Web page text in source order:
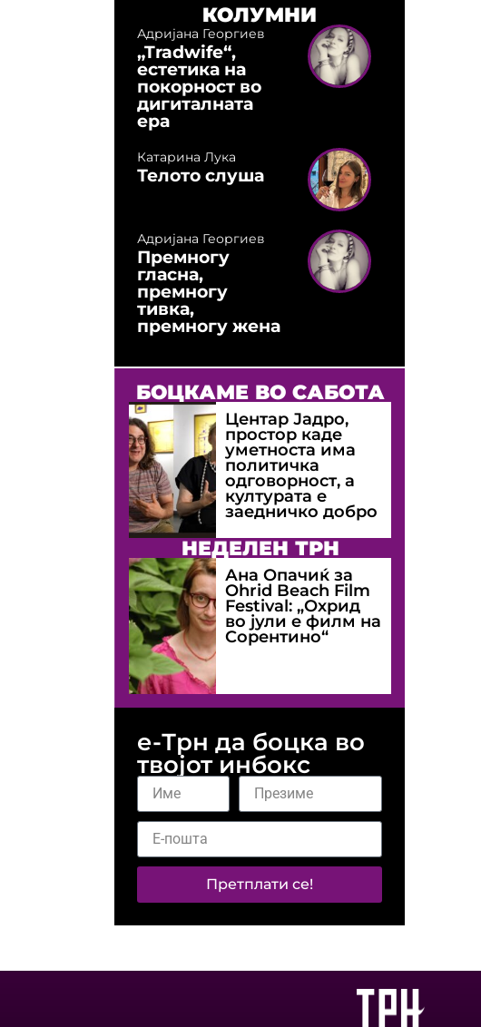
КОЛУМНИ
Адријана Георгиев
„Tradwife“,
естетика на
покорност во
дигиталната
ера
Катарина Лука
Телото слуша
Адријана Георгиев
Премногу
гласна,
премногу
тивка,
премногу жена
БОЦКАМЕ ВО САБОТА
Центар Јадро,
простор каде
уметноста има
политичка
одговорност, а
културата е
заедничко добро
НЕДЕЛЕН ТРН
Ана Опачиќ за
Оhrid Beach Film
Festival: „Охрид
во јули е филм на
Сорентино“
е-Трн да боцка во
твојот инбокс
Претплати се!